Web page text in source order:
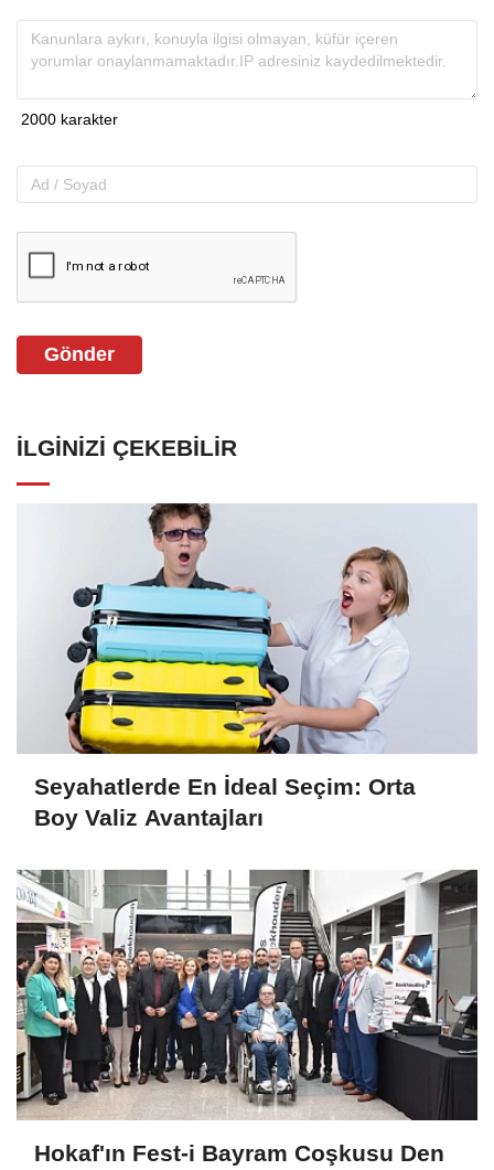
Gönder
İLGINIZI ÇEKEBILIR
Seyahatlerde En İdeal Seçim: Orta
Boy Valiz Avantajları
Hokaf'ın Fest-i Bayram Coşkusu Den